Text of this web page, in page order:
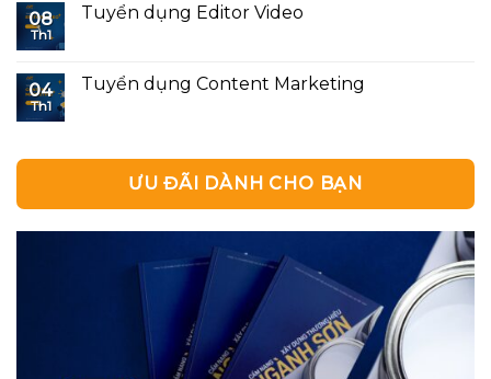
08
Th1
Tuyển dụng Editor Video
04
Th1
Tuyển dụng Content Marketing
ƯU ĐÃI DÀNH CHO BẠN